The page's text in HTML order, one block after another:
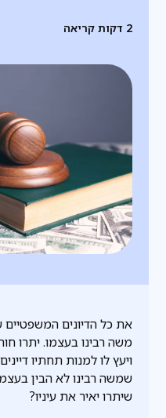
2 דקות קריאה
את כל הדיונים
משה רבינו בעצמו. יתרו
ויעץ לו למנות תחתיו
שמשה רבינו לא הבין
שיתרו יאיר את עיניו?